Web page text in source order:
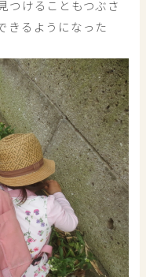
つけることもつぶさ
きるようになった